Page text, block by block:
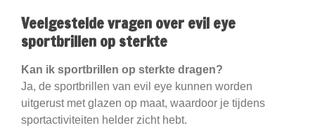
Veelgestelde vragen over evil eye
sportbrillen op sterkte
Kan ik sportbrillen op sterkte dragen?
Ja, de sportbrillen van evil eye kunnen worden
uitgerust met glazen op maat, waardoor je tijdens
sportactiviteiten helder zicht hebt.